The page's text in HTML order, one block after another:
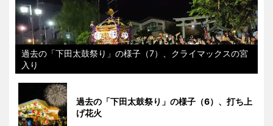
過去の「下田太鼓祭り」の様子（7）、クライマックスの宮
入り
過去の「下田太鼓祭り」の様子（6）、打ち上
げ花火